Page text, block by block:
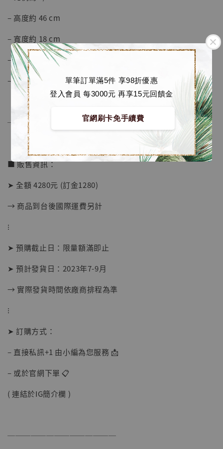
單筆訂單滿5件 享98折優惠
登入會員 每3000元 再享15元回饋金
官網刷卡免手續費
NT$ 1,500
– 高度約 46 cm
– 寬度約 18 cm
– 深度約 21 cm
– 材質為 進口樹脂, 進口PU, ABS等
──────────────
■ 販售資訊：
➤ 全額 4280元 (訂金1280)
→ 商品到台後國際運費另計
⁝
➤ 預購截止日：限量額滿即止
➤ 預計發貨日：2023年7-9月
→ 實際發貨時間依廠商排程為準
⁝
➤ 訂購方式：
– 直接私訊+1 由小編為您服務 📩
– 或於官網下單 📋
( 連結於IG簡介欄 )
──────────────